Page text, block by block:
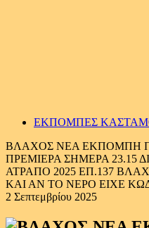
ΕΚΠΟΜΠΕΣ
ΒΛΑΧΟΣ ΝΕΑ ΕΚΠΟΜΠΗ
ΠΡΕΜΙΕΡΑ ΣΗΜΕΡΑ 23.15
ΑΤΡΑΠΟ 2025 ΕΠ.137
ΚΑΙ ΑΝ ΤΟ ΝΕΡΟ ΕΙΧΕ
2 Σεπτεμβρίου 2025